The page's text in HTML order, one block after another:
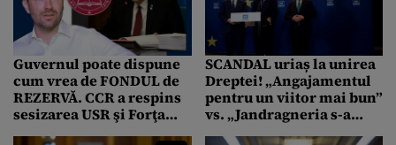
Guvernul poate dispune
cum vrea de FONDUL de
REZERVĂ. CCR a respins
sesizarea USR şi Forţa
SCANDAL uriaș la unirea
Dreptei! „Angajamentul
pentru un viitor mai bun”
vs. „Jandragneria s-a